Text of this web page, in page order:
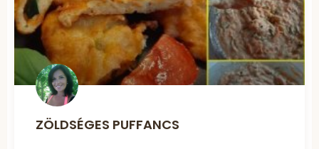
ZÖLDSÉGES PUFFANCS